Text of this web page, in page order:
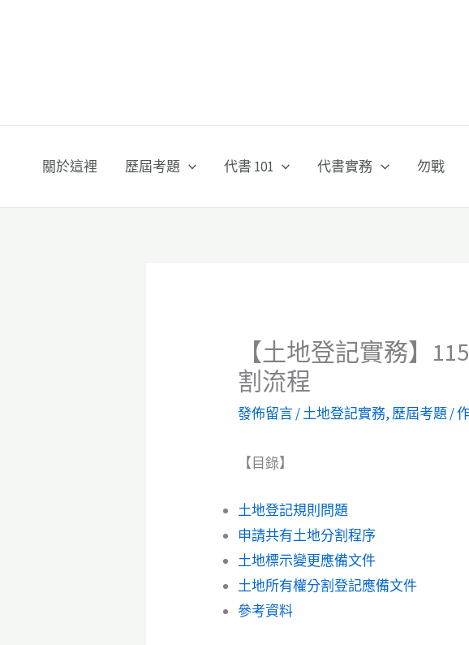
關於這裡
歷屆考題 代書 101 代書實務 勿戰
【土地登記實務】
割流程
發佈留言/土地登記實務, 歷屆考題 /
【目錄】
土地登記規則問題
申請共有土地分割程序
土地標示變更應備文件
土地所有權分割登記應備文件
參考資料